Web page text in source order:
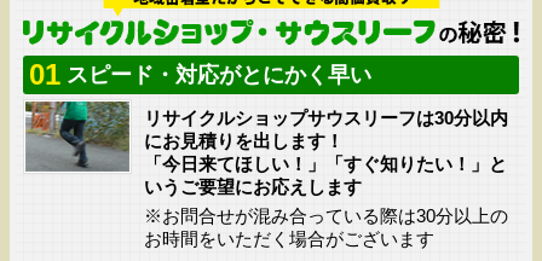
01 スピード・対応がとにかく早い
リサイクルショップサウスリーフは30分以内
にお見積りを出します！
「今日来てほしい！」「すぐ知りたい！」と
いうご要望にお応えします
※お問合せが混み合っている際は30分以上の
お時間をいただく場合がございます